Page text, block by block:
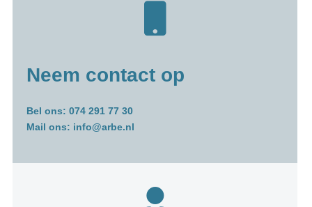
Neem contact op
Bel ons: 074 291 77 30
Mail ons: info@arbe.nl